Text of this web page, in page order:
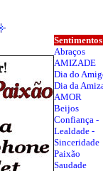
Sentimentos
Abraços
AMIZADE
Dia do
Dia da
AMOR
Beijos
Confiança -
Lealdade -
Sinceridade
Paixão
Saudade